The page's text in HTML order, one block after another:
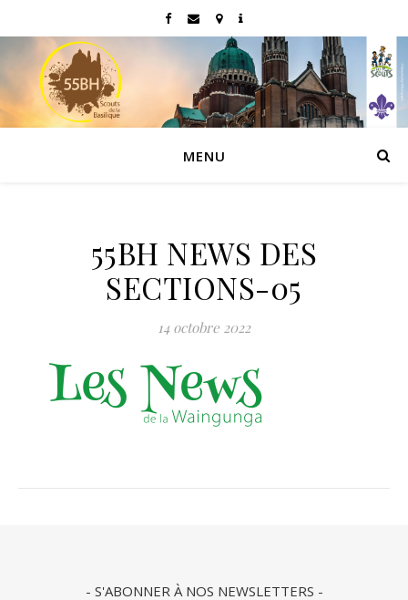
MENU
55BH NEWS DES
SECTIONS-05
14 octobre 2022
- S'ABONNER À NOS NEWSLETTERS -